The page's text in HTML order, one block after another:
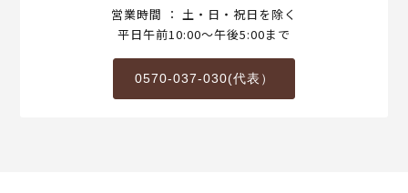
営業時間 ： 土・日・祝日を除く
平日午前10:00～午後5:00まで
0570-037-030(代表）